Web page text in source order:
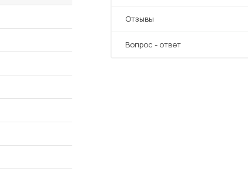
Отзывы
Вопрос - ответ